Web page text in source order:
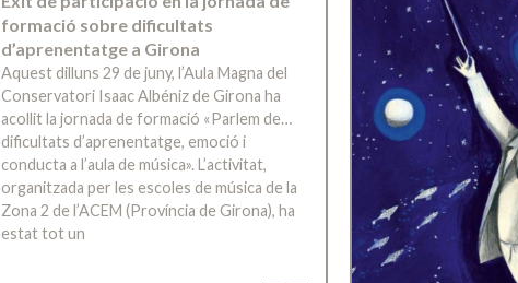
formació sobre dificultats
d’aprenentatge a Girona
Aquest dilluns 29 de juny, l’Aula Magna del
Conservatori Isaac Albéniz de Girona ha
acollit la jornada de formació «Parlem de…
dificultats d’aprenentatge, emoció i
conducta a l’aula de música». L’activitat,
organitzada per les escoles de música de la
Zona 2 de l’ACEM (Província de Girona), ha
estat tot un